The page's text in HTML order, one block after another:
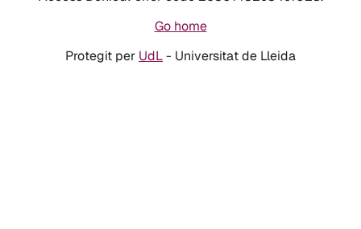
Go home
Protegit per UdL- Universitat de Lleida